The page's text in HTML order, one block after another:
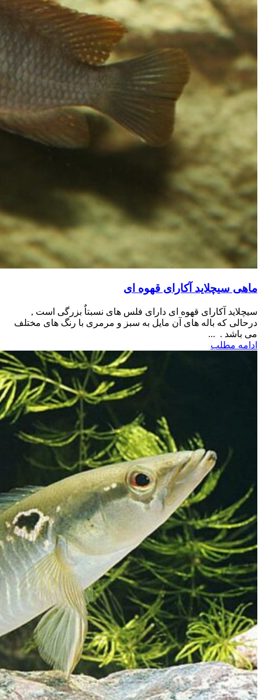
ماهی سیچلاید آکارای قهوه ای
سیچلاید آکارای قهوه ای دارای فلس های نسبتاٌ بزرگی است ,
درحالی که باله های آن مایل به سبز و مرمری با رنگ های مختلف
می باشد . ...
ادامه مطلب